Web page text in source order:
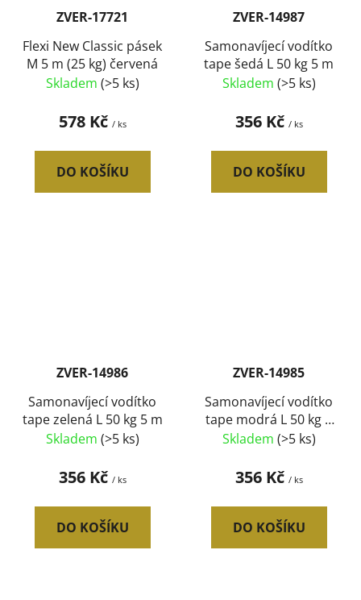
ZVER-17721
Flexi New Classic pásek
M 5 m (25 kg) červená
Skladem (>5 ks)
578 Kč / ks
DO KOŠÍKU
ZVER-14987
Samonavíjecí vodítko
tape šedá L 50 kg 5 m
Skladem (>5 ks)
356 Kč / ks
DO KOŠÍKU
ZVER-14986
Samonavíjecí vodítko
tape zelená L 50 kg 5 m
Skladem (>5 ks)
356 Kč / ks
DO KOŠÍKU
ZVER-14985
Samonavíjecí vodítko
tape modrá L 50 kg 5
m
Skladem (>5 ks)
356 Kč / ks
DO KOŠÍKU